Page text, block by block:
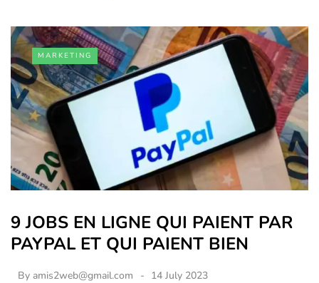
MARKETING
9 JOBS EN LIGNE QUI PAIENT PAR
PAYPAL ET QUI PAIENT BIEN
By amis2web@gmail.com 14 July 2023